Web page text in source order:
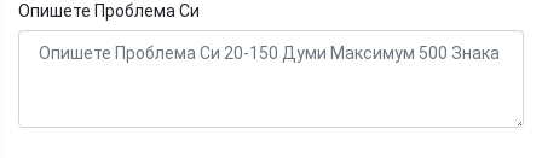
Опишете Проблема Си